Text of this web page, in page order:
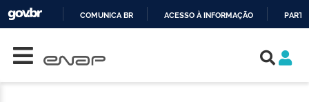
COMUNICA BR ACESSO À INFORMAÇÃO